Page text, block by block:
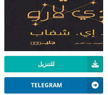
للتنزيل
TELEGRAM